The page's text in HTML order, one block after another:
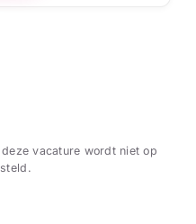
vacature wordt niet op